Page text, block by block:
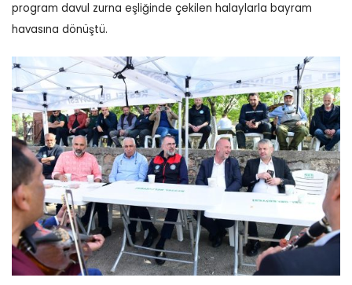
program davul zurna eşliğinde çekilen halaylarla bayram
havasına dönüştü.